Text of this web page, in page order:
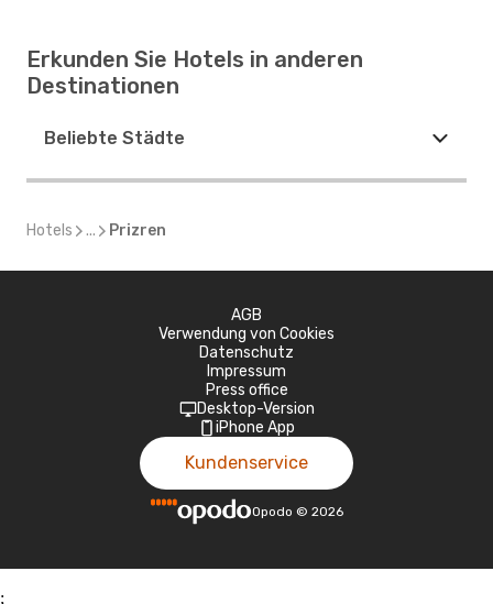
Erkunden Sie Hotels in anderen
Destinationen
Beliebte Städte
Hotels ... Prizren
AGB
Verwendung von Cookies
Datenschutz
Impressum
Press office
Desktop-Version
iPhone App
Kundenservice
Opodo © 2026
;